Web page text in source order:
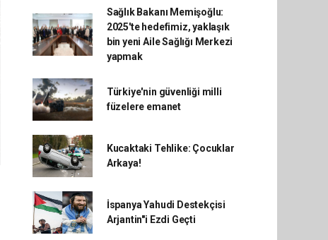
Sağlık Bakanı Memişoğlu:
2025'te hedefimiz, yaklaşık
bin yeni Aile Sağlığı Merkezi
yapmak
Türkiye'nin güvenliği milli
füzelere emanet
Kucaktaki Tehlike: Çocuklar
Arkaya!
İspanya Yahudi Destekçisi
Arjantin"i Ezdi Geçti